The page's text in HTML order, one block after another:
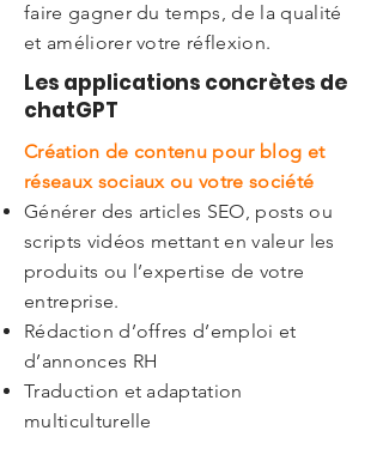
faire gagner du temps, de la qualité
et améliorer votre réflexion.
Les applications concrètes de
chatGPT
Création de contenu pour blog et
réseaux sociaux ou votre société
Générer des articles SEO, posts ou
scripts vidéos mettant en valeur les
produits ou l’expertise de votre
entreprise.
Rédaction d’offres d’emploi et
d’annonces RH
Traduction et adaptation
multiculturelle